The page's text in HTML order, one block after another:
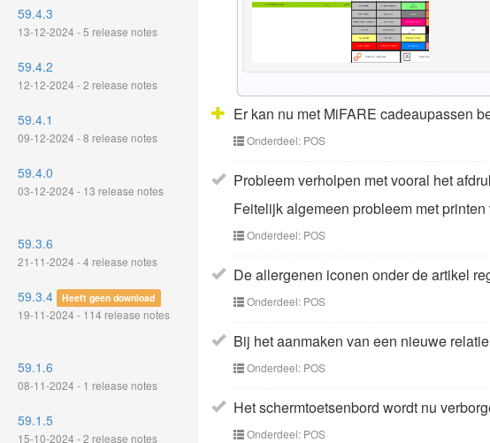
59.4.3
13-12-2024 - 5 release notes
59.4.2
12-12-2024 - 2 release notes
59.4.1
09-12-2024 - 8 release notes
59.4.0
03-12-2024 - 13 release notes
59.3.6
21-11-2024 - 4 release notes
59.3.4 Heeft geen download
19-11-2024 - 114 release notes
59.1.6
08-11-2024 - 1 release notes
59.1.5
15-10-2024 - 2 release notes
Er kan nu met MiFARE cadeaupassen
Onderdeel: POS
Probleem verholpen met vooral het
Feitelijk algemeen probleem met
Onderdeel: POS
De allergenen iconen onder de artikel
Onderdeel: POS
Bij het aanmaken van een nieuwe
Onderdeel: POS
Het schermtoetsenbord wordt nu
Onderdeel: POS